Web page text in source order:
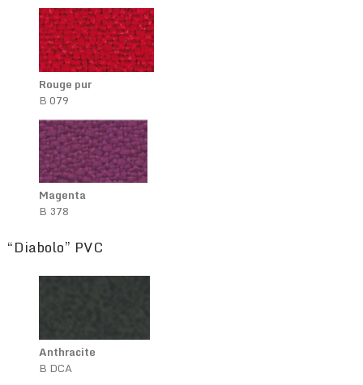
Rouge pur
B 079
Magenta
B 378
“Diabolo” PVC
Anthracite
B DCA